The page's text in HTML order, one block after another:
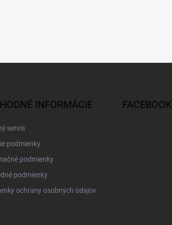
INFORMÁCIE
servis
podmienky
podmienky
podmienky
ochrany osobných údajov
FACEBOOK